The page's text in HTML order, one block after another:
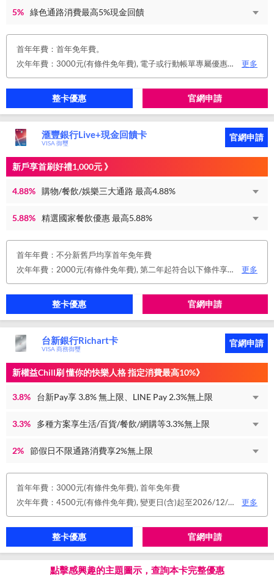
5% 綠色通路消費最高5%現金回饋
首年年費：首年免年費。
次年年費：3000元(有條件免年費), 電子或行動帳單專屬優惠： 申請信用卡電子或行動對帳單且取消實體帳單，於電子/行動帳單申請期間，正、附卡皆享免年費之優惠。 年度消費減免辦法： 第2年起，以收取年費當年前12個月累計消費滿NT$150,000或不限金額消費12次，即免收次年年費。 年費：正卡NT$3,000、附卡NT$1,500，附卡6張(含)以內免年費。
更多
整卡優惠 官網申請
滙豐銀行Live+現金回饋卡
VISA 御璽
官網申請
新戶享首刷好禮1,000元 》
4.88% 購物/餐飲/娛樂三大通路 最高4.88%
5.88% 精選國家餐飲優惠 最高5.88%
首年年費：不分新舊戶均享首年免年費
次年年費：2000元(有條件免年費), 第二年起符合以下條件享年費優惠辦法 • 使用非紙本帳單(電子帳單或行動帳單)終身免年費 • 前一年消費滿 8 萬或 12 次享次年免年費
更多
整卡優惠 官網申請
台新銀行Richart卡
VISA 商務御璽
官網申請
新權益Chill刷 懂你的快樂人格 指定消費最高10%》
3.8% 台新Pay享 3.8% 無上限、LINE Pay 2.3%無上限
3.3% 多種方案享生活/百貨/餐飲/網購等3.3%無上限
2% 節假日不限通路消費享2%無上限
首年年費：3000元(有條件免年費), 首年免年費
次年年費：4500元(有條件免年費), 變更日(含)起至2026/12/31止，符合原卡別之免年費消費條件 或 使用台新信用卡數位帳單(包含電子/行動帳單)且生效，即享免年費優惠。
更多
整卡優惠 官網申請
點擊感興趣的主題圖示，查詢本卡完整優惠